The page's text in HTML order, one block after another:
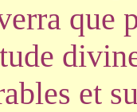
que
et